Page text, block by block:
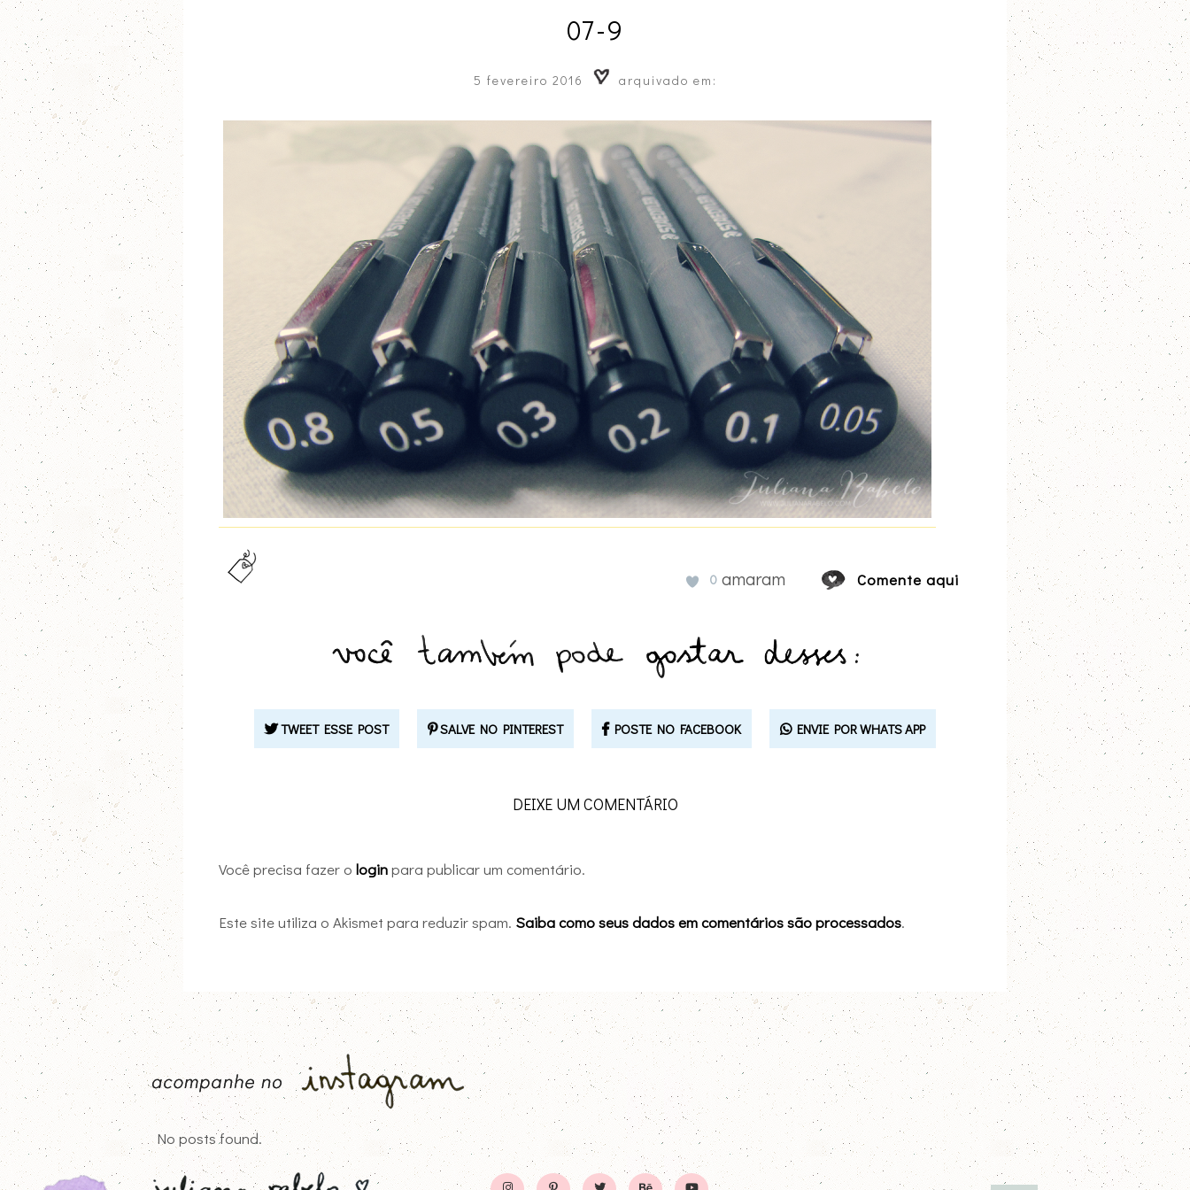
07-9
5 fevereiro 2016 arquivado em:
0 amaram Comente aqui
TWEET ESSE POST SALVE NO PINTEREST POSTE NO FACEBOOK ENVIE POR WHATS APP
DEIXE UM COMENTÁRIO
Você precisa fazer o loginpara publicar um comentário.
Este site utiliza o Akismet para reduzir spam. Saiba como seus dados em comentários são processados.
No posts found.